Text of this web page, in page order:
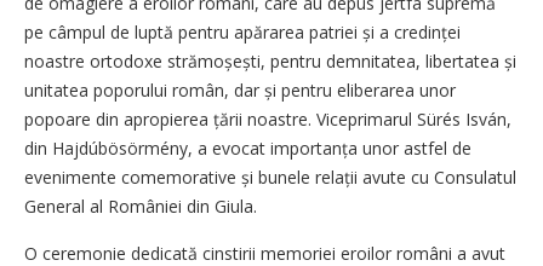
pe câmpul de luptă pentru apărarea patriei și a credinței
noastre ortodoxe strămoșești, pentru demnitatea, libertatea și
unitatea poporului român, dar și pentru eliberarea unor
popoare din apropierea țării noastre. Viceprimarul Sürés Isván,
din Hajdúbösörmény, a evocat importanța unor astfel de
evenimente comemorative și bunele relații avute cu Consulatul
General al României din Giula.
O ceremonie dedicată cinstirii memoriei eroilor români a avut